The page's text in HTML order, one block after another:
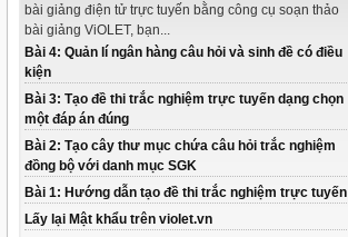
bài giảng điện tử trực tuyến bằng công cụ soạn thảo
bài giảng ViOLET, bạn...
Bài 4: Quản lí ngân hàng câu hỏi và sinh đề có điều
kiện
Bài 3: Tạo đề thi trắc nghiệm trực tuyến dạng chọn
một đáp án đúng
Bài 2: Tạo cây thư mục chứa câu hỏi trắc nghiệm
đồng bộ với danh mục SGK
Bài 1: Hướng dẫn tạo đề thi trắc nghiệm trực tuyến
Lấy lại Mật khẩu trên violet.vn